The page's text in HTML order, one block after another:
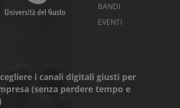
BANDI
EVENTI
i canali digitali giusti per
(senza perdere tempo e